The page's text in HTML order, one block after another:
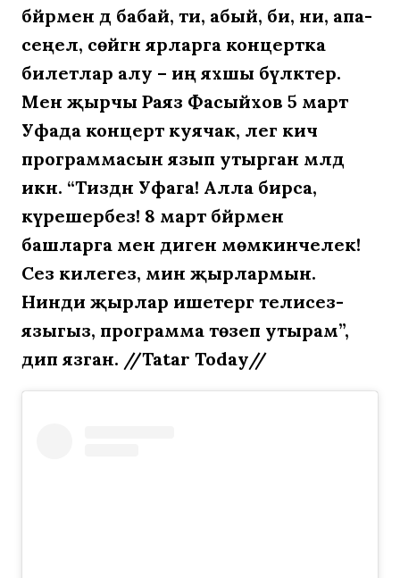
бәйрәменә дә бабай, әти, абый, әби, әни, апа-
сеңел, сөйгән ярларга концертка
билетлар алу – иң яхшы бүләктер.
Менә җырчы Раяз Фасыйхов 5 март
Уфада концерт куячак, әлегә кичә
программасын язып утырган мәлдә
икән. “Тиздән Уфага! Алла бирса,
күрешербез! 8 март бәйрәмен
башларга менә диген мөмкинчелек!
Сез килегез, мин җырлармын.
Нинди җырлар ишетергә телисез-
языгыз, программа төзеп утырам”,
дип язган. //Tatar Today//